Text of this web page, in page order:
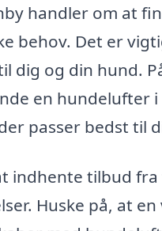
handler om at
behov. Det er
dig og din hund.
en hundelufter
passer bedst til
indhente tilbud
Huske på, at